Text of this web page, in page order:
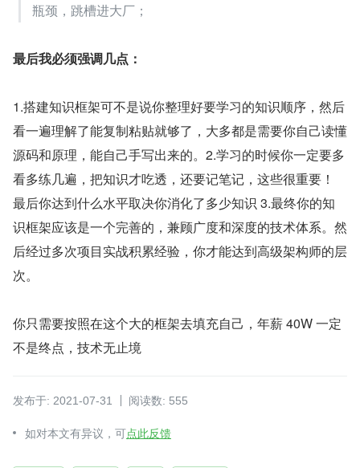
瓶颈，跳槽进大厂；
最后我必须强调几点：
1.搭建知识框架可不是说你整理好要学习的知识顺序，然后
看一遍理解了能复制粘贴就够了，大多都是需要你自己读懂
源码和原理，能自己手写出来的。2.学习的时候你一定要多
看多练几遍，把知识才吃透，还要记笔记，这些很重要！
最后你达到什么水平取决你消化了多少知识 3.最终你的知
识框架应该是一个完善的，兼顾广度和深度的技术体系。然
后经过多次项目实战积累经验，你才能达到高级架构师的层
次。
你只需要按照在这个大的框架去填充自己，年薪 40W 一定
不是终点，技术无止境
发布于: 2021-07-31 阅读数: 555
如对本文有异议，可点此反馈